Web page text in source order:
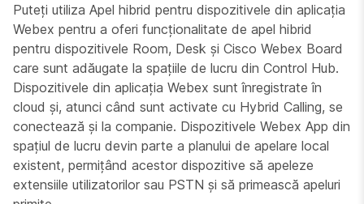
Puteți utiliza Apel hibrid pentru dispozitivele din aplicația
Webex pentru a oferi funcționalitate de apel hibrid
pentru dispozitivele Room, Desk și Cisco Webex Board
care sunt adăugate la spațiile de lucru din Control Hub.
Dispozitivele din aplicația Webex sunt înregistrate în
cloud și, atunci când sunt activate cu Hybrid Calling, se
conectează și la companie. Dispozitivele Webex App din
spațiul de lucru devin parte a planului de apelare local
existent, permițând acestor dispozitive să apeleze
extensiile utilizatorilor sau PSTN și să primească apeluri